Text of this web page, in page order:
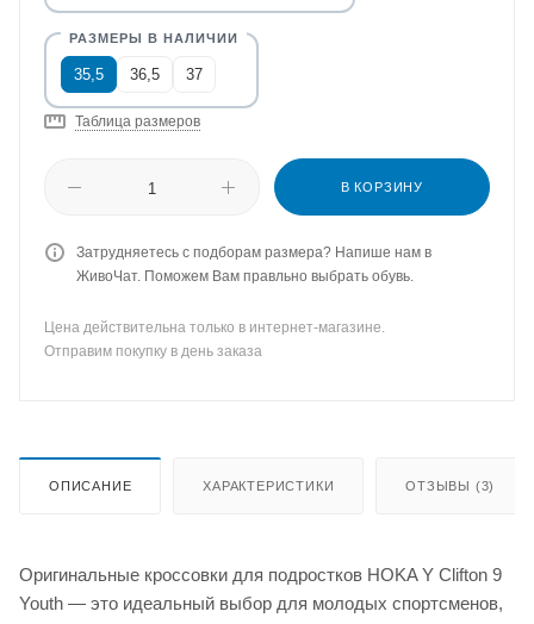
35,5 36,5 37
Таблица размеров
В КОРЗИНУ
Затрудняетесь с подборам размера? Напише нам в
ЖивоЧат. Поможем Вам правльно выбрать обувь.
Цена действительна только в интернет-магазине.
Отправим покупку в день заказа
ОПИСАНИЕ ХАРАКТЕРИСТИКИ ОТЗЫВЫ (3)
Оригинальные кроссовки для подростков HOKA Y Clifton 9
Youth — это идеальный выбор для молодых спортсменов,